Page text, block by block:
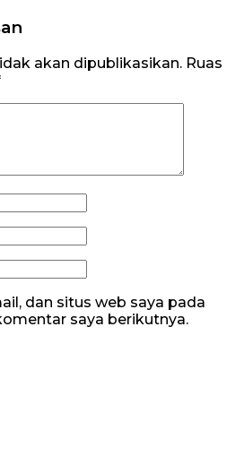
akan dipublikasikan. Ruas
dan situs web saya pada
saya berikutnya.